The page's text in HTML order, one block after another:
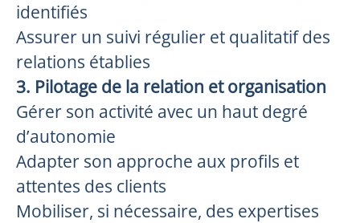
identifiés
Assurer un suivi régulier et qualitatif des
relations établies
3. Pilotage de la relation et organisation
Gérer son activité avec un haut degré
d’autonomie
Adapter son approche aux profils et
attentes des clients
Mobiliser, si nécessaire, des expertises